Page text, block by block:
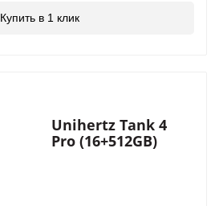
Купить в 1 клик
Unihertz Tank 4
Pro (16+512GB)